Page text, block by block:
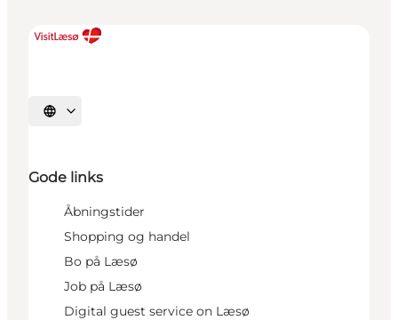
Vælg sprog
Gode links
Åbningstider
Shopping og handel
Bo på Læsø
Job på Læsø
Digital guest service on Læsø